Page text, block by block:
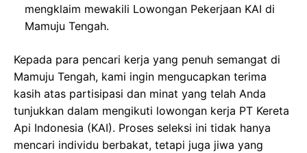
mengklaim mewakili Lowongan Pekerjaan KAI di
Mamuju Tengah.
Kepada para pencari kerja yang penuh semangat di
Mamuju Tengah, kami ingin mengucapkan terima
kasih atas partisipasi dan minat yang telah Anda
tunjukkan dalam mengikuti lowongan kerja PT Kereta
Api Indonesia (KAI). Proses seleksi ini tidak hanya
mencari individu berbakat, tetapi juga jiwa yang